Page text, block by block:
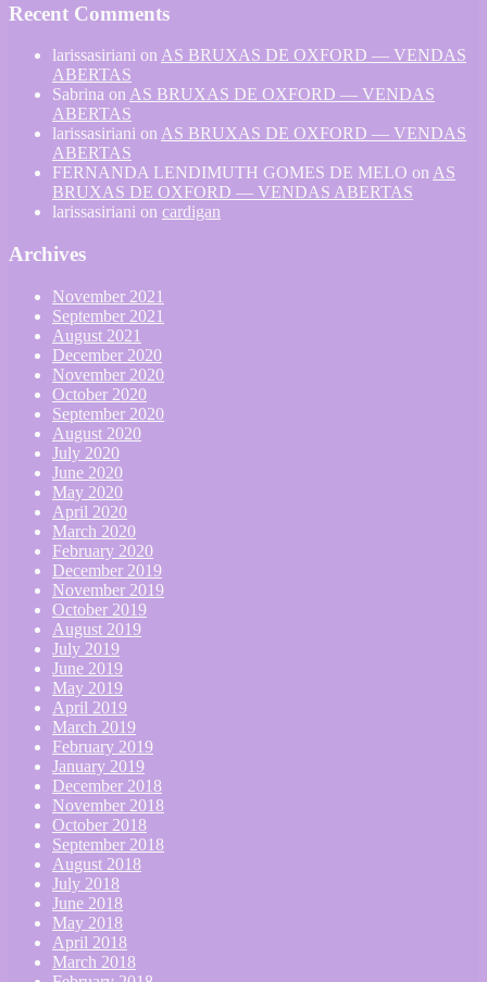
Recent Comments
larissasiriani on AS BRUXAS DE OXFORD — VENDAS
ABERTAS
Sabrina on AS BRUXAS DE OXFORD — VENDAS
ABERTAS
larissasiriani on AS BRUXAS DE OXFORD — VENDAS
ABERTAS
FERNANDA LENDIMUTH GOMES DE MELO on AS
BRUXAS DE OXFORD — VENDAS ABERTAS
larissasiriani on cardigan
Archives
November 2021
September 2021
August 2021
December 2020
November 2020
October 2020
September 2020
August 2020
July 2020
June 2020
May 2020
April 2020
March 2020
February 2020
December 2019
November 2019
October 2019
August 2019
July 2019
June 2019
May 2019
April 2019
March 2019
February 2019
January 2019
December 2018
November 2018
October 2018
September 2018
August 2018
July 2018
June 2018
May 2018
April 2018
March 2018